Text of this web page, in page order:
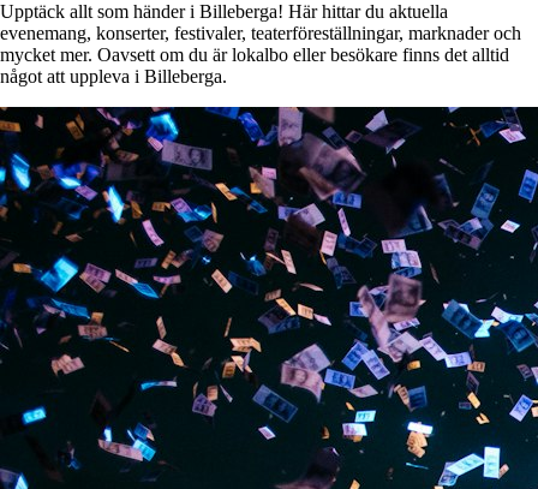
Upptäck allt som händer i Billeberga! Här hittar du aktuella
evenemang, konserter, festivaler, teaterföreställningar, marknader och
mycket mer. Oavsett om du är lokalbo eller besökare finns det alltid
något att uppleva i Billeberga.